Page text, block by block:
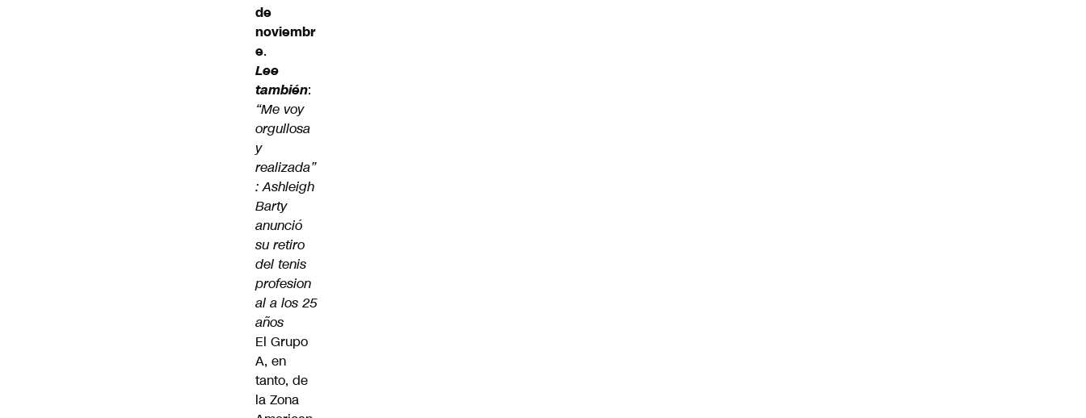
de
noviembr
e.
Lee
también:
“Me voy
orgullosa
y
realizada”
: Ashleigh
Barty
anunció
su retiro
del tenis
profesion
al a los 25
años
El Grupo
A, en
tanto, de
la Zona